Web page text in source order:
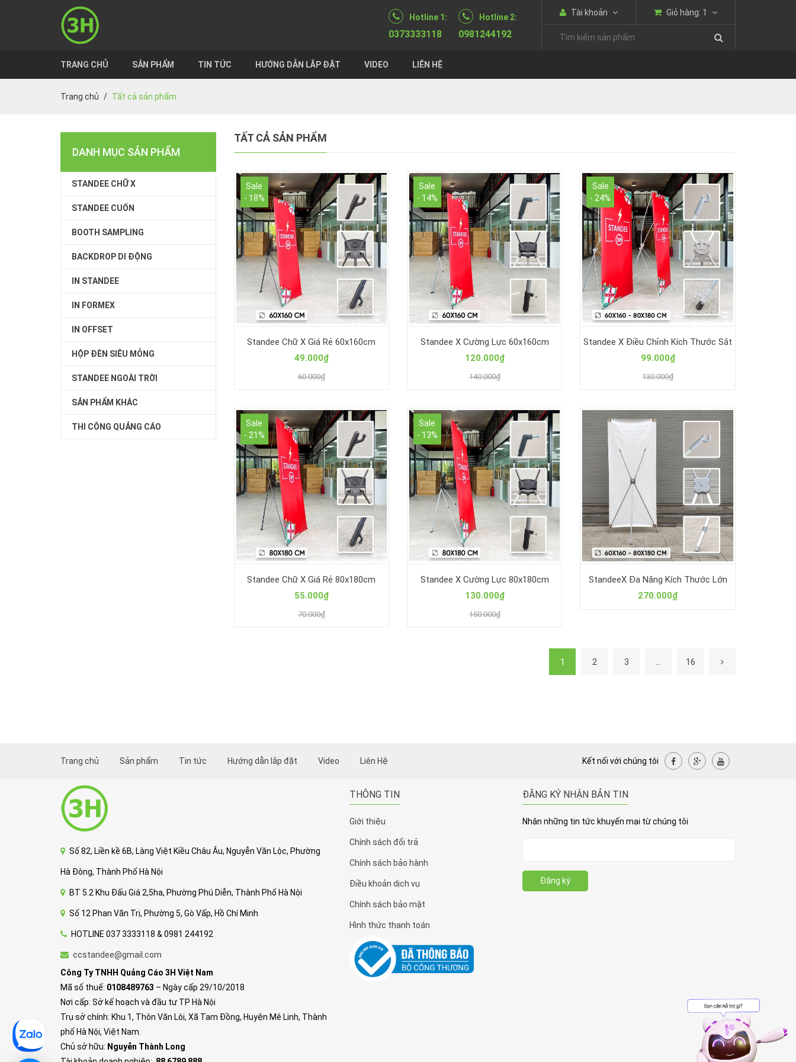
Tài khoản Giỏ hàng: 1
Hotline 1:
0373333118
Hotline 2:
0981244192
TRANG CHỦ SẢN PHẨM TIN TỨC HƯỚNG DẪN LẮP ĐẶT VIDEO LIÊN HỆ
Trang chủ Tất cả sản phẩm
DANH MỤC SẢN PHẨM
STANDEE CHỮ X
STANDEE CUỐN
BOOTH SAMPLING
BACKDROP DI ĐỘNG
IN STANDEE
IN FORMEX
IN OFFSET
HỘP ĐÈN SIÊU MỎNG
STANDEE NGOÀI TRỜI
SẢN PHẨM KHÁC
THI CÔNG QUẢNG CÁO
TẤT CẢ SẢN PHẨM
Sale
- 18%
Standee Chữ X Giá Rẻ 60x160cm
49.000₫
60.000₫
Sale
- 14%
Standee X Cường Lực 60x160cm
120.000₫
140.000₫
Sale
- 24%
Standee X Điều Chỉnh Kích Thước Sắt
99.000₫
130.000₫
Sale
- 21%
Standee Chữ X Giá Rẻ 80x180cm
55.000₫
70.000₫
Sale
- 13%
Standee X Cường Lực 80x180cm
130.000₫
150.000₫
StandeeX Đa Năng Kích Thước Lớn
270.000₫
1 2 3 16
Trang chủ Sản phẩm Tin tức Hướng dẫn lắp đặt Video Liên Hệ Kết nối với chúng tôi
Số 82, Liền kề 6B, Làng Việt Kiều Châu Âu, Nguyễn Văn Lộc, Phường
Hà Đông, Thành Phố Hà Nội
BT 5.2 Khu Đấu Giá 2,5ha, Phường Phú Diễn, Thành Phố Hà Nội
Số 12 Phan Văn Trị, Phường 5, Gò Vấp, Hồ Chí Minh
HOTLINE 037 3333118 & 0981 244192
ccstandee@gmail.com
Công Ty TNHH Quảng Cáo 3H Việt Nam
Mã số thuế: 0108489763 – Ngày cấp 29/10/2018
Nơi cấp: Sở kế hoạch và đầu tư TP Hà Nội
Trụ sở chính: Khu 1, Thôn Văn Lôi, Xã Tam Đồng, Huyện Mê Linh, Thành
phố Hà Nội, Việt Nam.
Chủ sở hữu: Nguyễn Thành Long
THÔNG TIN
Giới thiệu
Chính sách đổi trả
Chính sách bảo hành
Điều khoản dịch vụ
Chính sách bảo mật
Hình thức thanh toán
ĐĂNG KÝ NHẬN BẢN TIN
Nhận những tin tức khuyến mại từ chúng tôi
Đăng ký